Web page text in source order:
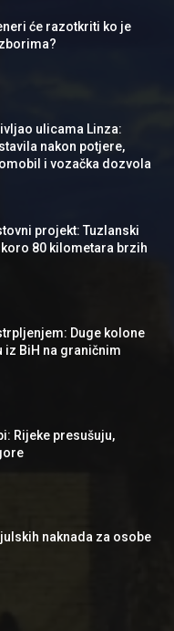
će razotkriti ko je
ulicama Linza:
nakon potjere,
i vozačka dozvola
projekt: Tuzlanski
80 kilometara brzih
Duge kolone
iz BiH na graničnim
Rijeke presušuju,
naknada za osobe